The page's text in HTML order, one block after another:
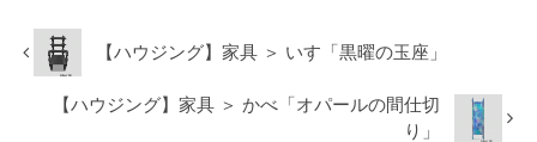
【ハウジング】家具 ＞ いす「黒曜の玉座」
【ハウジング】家具 ＞ かべ「オパールの間仕切
り」